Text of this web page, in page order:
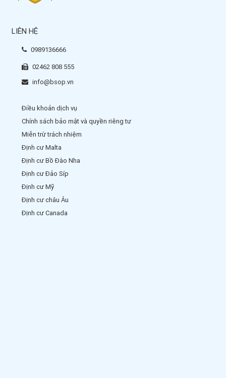
LIÊN HỆ
0989136666
02462 808 555
info@bsop.vn
Điều khoản dịch vụ
Chính sách bảo mật và quyền riêng tư
Miễn trừ trách nhiệm
Định cư Malta
Định cư Bồ Đào Nha
Định cư Đảo Síp
Định cư Mỹ
Định cư châu Âu
Định cư Canada